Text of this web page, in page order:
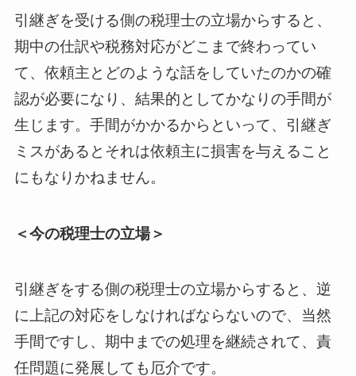
引継ぎを受ける側の税理士の立場からすると、
期中の仕訳や税務対応がどこまで終わってい
て、依頼主とどのような話をしていたのかの確
認が必要になり、結果的としてかなりの手間が
生じます。手間がかかるからといって、引継ぎ
ミスがあるとそれは依頼主に損害を与えること
にもなりかねません。
＜今の税理士の立場＞
引継ぎをする側の税理士の立場からすると、逆
に上記の対応をしなければならないので、当然
手間ですし、期中までの処理を継続されて、責
任問題に発展しても厄介です。